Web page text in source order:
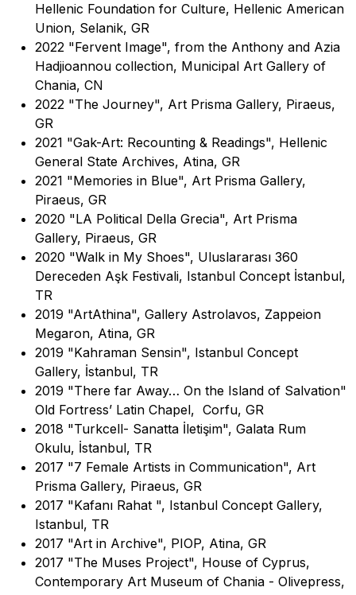
Hellenic Foundation for Culture, Hellenic American
Union, Selanik, GR
2022 "Fervent Image", from the Anthony and Azia
Hadjioannou collection, Municipal Art Gallery of
Chania, CN
2022 "The Journey", Art Prisma Gallery, Piraeus,
GR
2021 "Gak-Art: Recounting & Readings", Hellenic
General State Archives, Atina, GR
2021 "Memories in Blue", Art Prisma Gallery,
Piraeus, GR
2020 "LA Political Della Grecia", Art Prisma
Gallery, Piraeus, GR
2020 "Walk in My Shoes", Uluslararası 360
Dereceden Aşk Festivali, Istanbul Concept İstanbul,
TR
2019 "ArtAthina", Gallery Astrolavos, Zappeion
Megaron, Atina, GR
2019 "Kahraman Sensin", Istanbul Concept
Gallery, İstanbul, TR
2019 "There far Away… On the Island of Salvation"
Old Fortress’ Latin Chapel, Corfu, GR
2018 "Turkcell- Sanatta İletişim", Galata Rum
Okulu, İstanbul, TR
2017 "7 Female Artists in Communication", Art
Prisma Gallery, Piraeus, GR
2017 "Kafanı Rahat ", Istanbul Concept Gallery,
Istanbul, TR
2017 "Art in Archive", PIOP, Atina, GR
2017 "The Muses Project", House of Cyprus,
Contemporary Art Museum of Chania - Olivepress,